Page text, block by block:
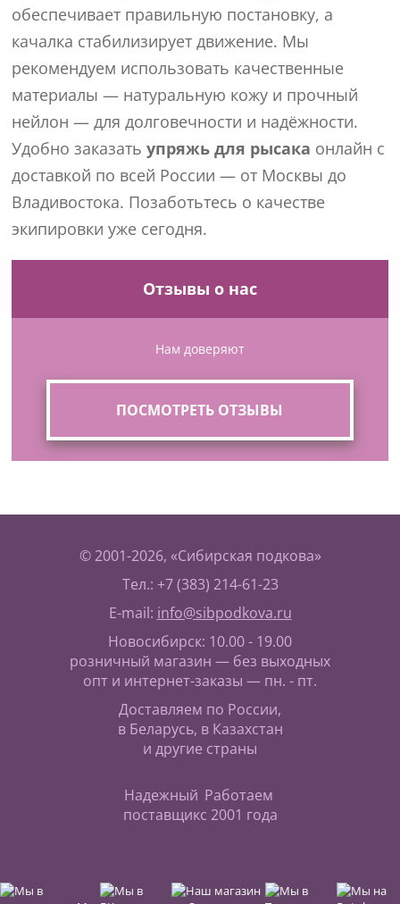
обеспечивает правильную постановку, а
качалка стабилизирует движение. Мы
рекомендуем использовать качественные
материалы — натуральную кожу и прочный
нейлон — для долговечности и надёжности.
Удобно заказатьупряжь для рысака онлайн с
доставкой по всей России — от Москвы до
Владивостока. Позаботьтесь о качестве
экипировки уже сегодня.
Отзывы о нас
Нам доверяют
ПОСМОТРЕТЬ ОТЗЫВЫ
© 2001-2026, «Сибирская подкова»
Тел.: +7 (383) 214-61-23
E-mail: info@sibpodkova.ru
Новосибирск: 10.00 - 19.00
розничный магазин — без выходных
опт и интернет-заказы — пн. - пт.
Доставляем по России,
в Беларусь, в Казахстан
и другие страны
Надежный
поставщик
Работаем
с 2001 года